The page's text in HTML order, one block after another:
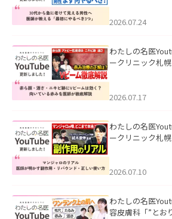
た。
2026.07.24
わたしの名医
ークリニック札
した。
2026.07.17
わたしの名医
ークリニック札
た。
2026.07.10
わたしの名医
容皮膚科「”とお